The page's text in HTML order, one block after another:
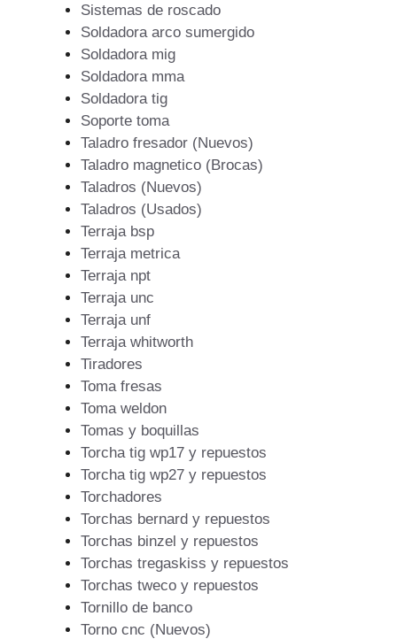
Sistemas de roscado
Soldadora arco sumergido
Soldadora mig
Soldadora mma
Soldadora tig
Soporte toma
Taladro fresador (Nuevos)
Taladro magnetico (Brocas)
Taladros (Nuevos)
Taladros (Usados)
Terraja bsp
Terraja metrica
Terraja npt
Terraja unc
Terraja unf
Terraja whitworth
Tiradores
Toma fresas
Toma weldon
Tomas y boquillas
Torcha tig wp17 y repuestos
Torcha tig wp27 y repuestos
Torchadores
Torchas bernard y repuestos
Torchas binzel y repuestos
Torchas tregaskiss y repuestos
Torchas tweco y repuestos
Tornillo de banco
Torno cnc (Nuevos)